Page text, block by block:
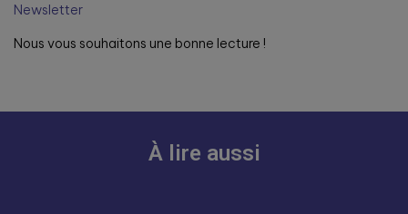
Newsletter
Nous vous souhaitons une bonne lecture !
À lire aussi